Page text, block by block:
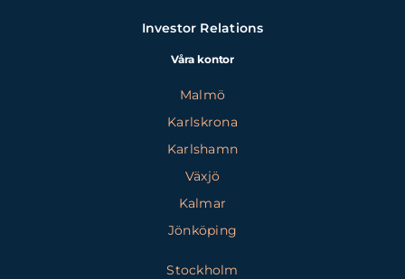
Investor Relations
Våra kontor
Malmö
Karlskrona
Karlshamn
Växjö
Kalmar
Jönköping
Stockholm